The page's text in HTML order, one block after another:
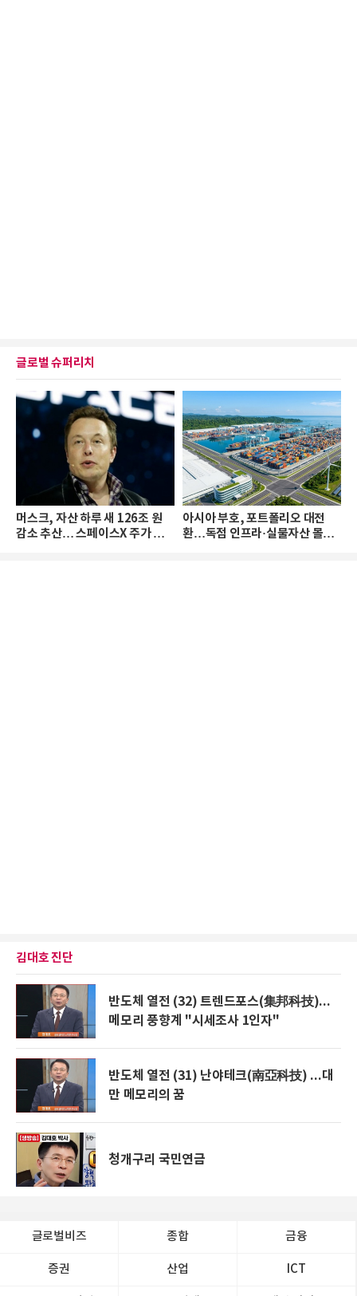
글로벌 슈퍼리치
머스크, 자산 하루 새 126조 원
감소 추산… 스페이스X 주가 하
아시아 부호, 포트폴리오 대전
환…독점 인프라·실물자산 몰린
김대호 진단
반도체 열전 (32) 트렌드포스(集邦科技)...
메모리 풍향계 "시세조사 1인자"
반도체 열전 (31) 난야테크(南亞科技) ...대
만 메모리의 꿈
청개구리 국민연금
글로벌비즈 종합 금융
증권 산업 ICT